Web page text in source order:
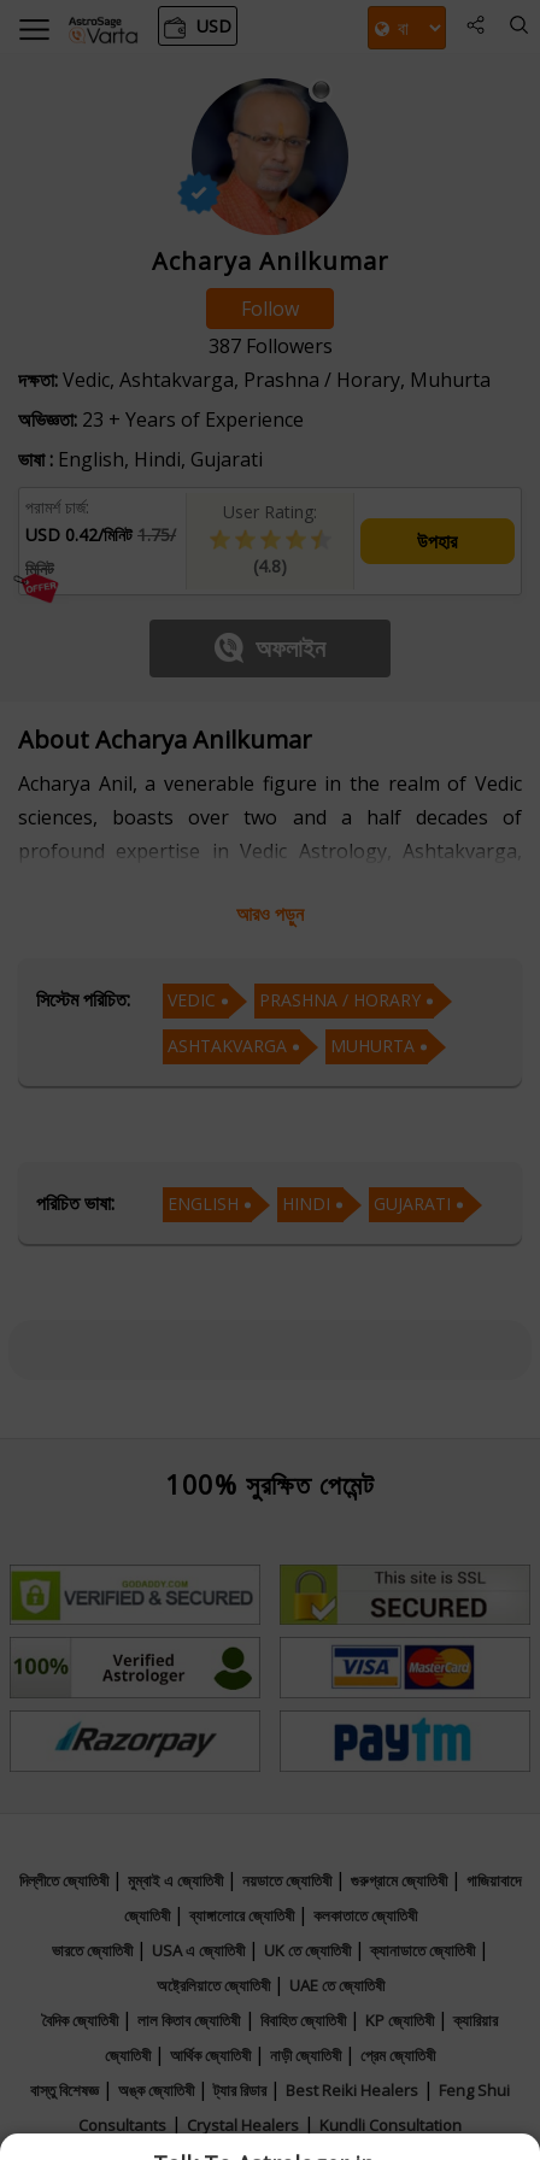
USD
Acharya Anilkumar
Follow
387Followers
দক্ষতা:Vedic, Ashtakvarga, Prashna / Horary, Muhurta
অভিজ্ঞতা: 23 + Years of Experience
ভাষা : English, Hindi, Gujarati
পরামর্শ চার্জ:
USD 0.42/মিনিট 1.75/
মিনিট
User Rating:
(4.8)
উপহার
অফলাইন
About Acharya Anilkumar
Acharya Anil, a venerable figure in the realm of Vedic
sciences, boasts over two and a half decades of
profound expertise in Vedic Astrology, Ashtakvarga,
understanding of the cosmic rhythms, Acharya Anil has
countless individuals through the celestial map of their
practitioner of Prashna and Muhurta, he skillfully
navigates the currents of time, offering timely
Jyotish Alankar from Bhaskara Bureau Of
Vedic Astrology,
Jyotish Ratna from Bhaskara Bureau Of
Vedic Astrology.
নির্বাচিত এলাকা
আরও পড়ুন
সিস্টেম পরিচিত: VEDIC
PRASHNA / HORARY
ASHTAKVARGA
MUHURTA
পরিচিত ভাষা: ENGLISH HINDI GUJARATI
100% সুরক্ষিত পেমেন্ট
দিল্লীতে জ্যোতিষী | মুম্বাই এ জ্যোতিষী | নয়ডাতে জ্যোতিষী | গুরুগ্রামে জ্যোতিষী | গাজিয়াবাদে
জ্যোতিষী | ব্যাঙ্গালোরে জ্যোতিষী | কলকাতাতে জ্যোতিষী
ভারতে জ্যোতিষী | USA এ জ্যোতিষী | UK তে জ্যোতিষী | ক্যানাডাতে জ্যোতিষী |
অষ্ট্রেলিয়াতে জ্যোতিষী | UAE তে জ্যোতিষী
বৈদিক জ্যোতিষী | লাল কিতাব জ্যোতিষী| বিবাহিত জ্যোতিষী | KP জ্যোতিষী | ক্যারিয়ার
জ্যোতিষী | আর্থিক জ্যোতিষী | নাড়ী জ্যোতিষী | প্রেম জ্যোতিষী
বাস্তু বিশেষজ্ঞ | অঙ্ক জ্যোতিষী |ট্যার রিডার | Best Reiki Healers | Feng Shui
Consultants | Crystal Healers | Kundli Consultation